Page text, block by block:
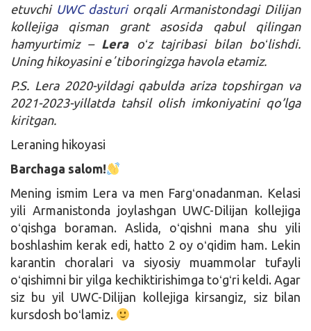
etuvchi UWC dasturiorqali Armanistondagi Dilijan
kollejiga qisman grant asosida qabul qilingan
hamyurtimiz – Leraoʻz tajribasi bilan boʻlishdi.
Uning hikoyasini eʼtiboringizga havola etamiz.
P.S. Lera 2020-yildagi qabulda ariza topshirgan va
2021-2023-yillatda tahsil olish imkoniyatini qo’lga
kiritgan.
Leraning hikoyasi
Barchaga salom!
Mening ismim Lera va men Fargʻonadanman. Kelasi
yili Armanistonda joylashgan UWC-Dilijan kollejiga
oʻqishga boraman. Aslida, oʻqishni mana shu yili
boshlashim kerak edi, hatto 2 oy oʻqidim ham. Lekin
karantin choralari va siyosiy muammolar tufayli
oʻqishimni bir yilga kechiktirishimga toʻgʻri keldi. Agar
siz bu yil UWC-Dilijan kollejiga kirsangiz, siz bilan
kursdosh boʻlamiz.